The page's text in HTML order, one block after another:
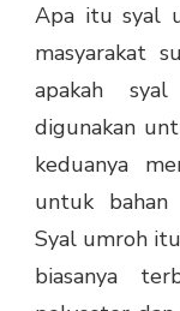
Apa itu syal
masyarakat
apakah
digunakan
keduanya
untuk bahan
Syal umroh
biasanya